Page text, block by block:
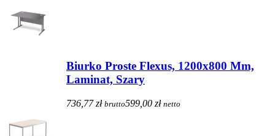
Biurko Proste Flexus, 1200x800 Mm,
Laminat, Szary
736,77 zł brutto599,00 zł netto